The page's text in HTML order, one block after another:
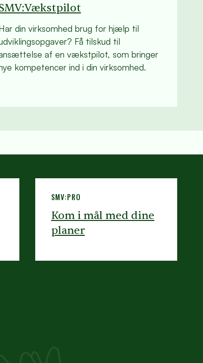
din virksomhed brug for hjælp til
Få tilskud til
af en vækstpilot, som bringer
kompetencer ind i din virksomhed.
SMV:PRO
Kom i mål med dine
planer